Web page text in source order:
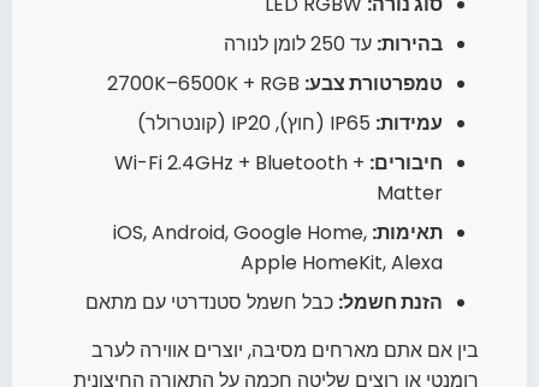
בהירות: עד 250 לומן לנורה
טמפרטורת צבע:
עמידות:
חיבורים: Wi-Fi 2.4GHz + Bluetooth +
Matter
תאימות: iOS, Android, Google Home,
Apple HomeKit, Alexa
הזנת חשמל: כבל חשמל סטנדרטי עם מתאם
בין אם אתם מארחים מסיבה, יוצרים אווירה לערב
רומנטי או רוצים שליטה חכמה על התאורה החיצונית